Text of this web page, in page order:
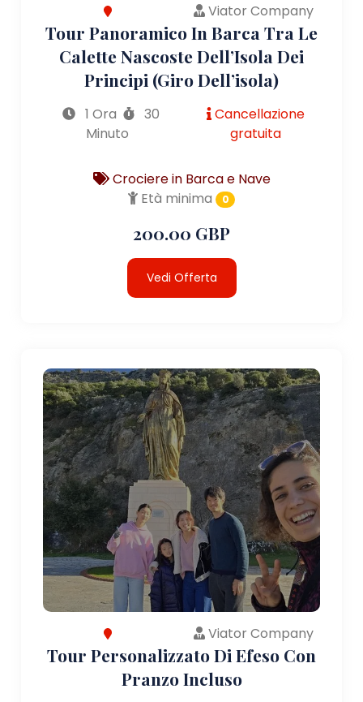
Viator Company
Tour Panoramico In Barca Tra Le
Calette Nascoste Dell’Isola Dei
Principi (giro Dell’isola)
1 Ora
30
Minuto
Cancellazione
gratuita
Crociere in Barca e Nave
Età minima
0
200.00 GBP
Vedi Offerta
Viator Company
Tour Personalizzato Di Efeso Con
Pranzo Incluso